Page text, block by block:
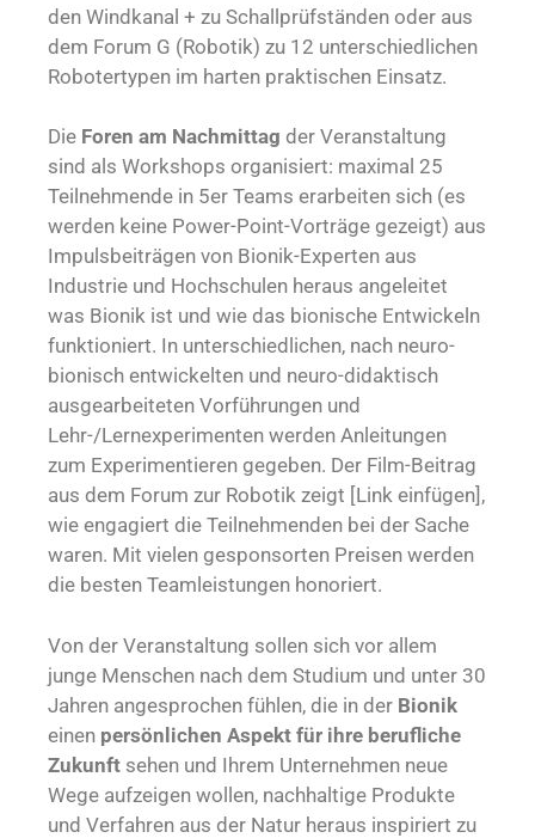
den Windkanal + zu Schallprüfständen oder aus
dem Forum G (Robotik) zu 12 unterschiedlichen
Robotertypen im harten praktischen Einsatz.
Die Foren am Nachmittag der Veranstaltung
sind als Workshops organisiert: maximal 25
Teilnehmende in 5er Teams erarbeiten sich (es
werden keine Power-Point-Vorträge gezeigt) aus
Impulsbeiträgen von Bionik-Experten aus
Industrie und Hochschulen heraus angeleitet
was Bionik ist und wie das bionische Entwickeln
funktioniert. In unterschiedlichen, nach neuro-
bionisch entwickelten und neuro-didaktisch
ausgearbeiteten Vorführungen und
Lehr-/Lernexperimenten werden Anleitungen
zum Experimentieren gegeben. Der Film-Beitrag
aus dem Forum zur Robotik zeigt [Link einfügen],
wie engagiert die Teilnehmenden bei der Sache
waren. Mit vielen gesponsorten Preisen werden
die besten Teamleistungen honoriert.
Von der Veranstaltung sollen sich vor allem
junge Menschen nach dem Studium und unter 30
Jahren angesprochen fühlen, die in der Bionik
einen persönlichen Aspekt für ihre berufliche
Zukunft sehen und Ihrem Unternehmen neue
Wege aufzeigen wollen, nachhaltige Produkte
und Verfahren aus der Natur heraus inspiriert zu